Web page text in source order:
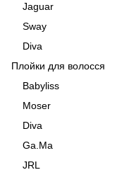
Jaguar
Sway
Diva
Плойки для волосся
Babyliss
Moser
Diva
Ga.Ma
JRL